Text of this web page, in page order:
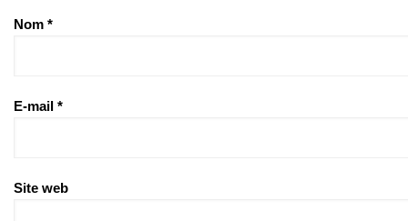
Nom *
E-mail *
Site web